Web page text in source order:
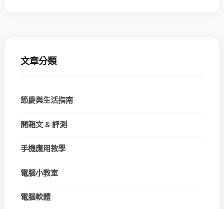
文章分類
節慶與生活指南
開箱文 & 評測
手機應用教學
電腦小教室
電腦軟體